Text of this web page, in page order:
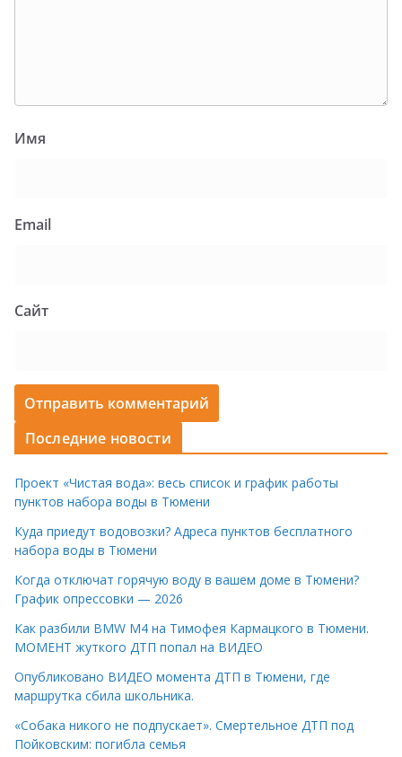
Имя
Email
Сайт
Последние новости
Проект «Чистая вода»: весь список и график работы
пунктов набора воды в Тюмени
Куда приедут водовозки? Адреса пунктов бесплатного
набора воды в Тюмени
Когда отключат горячую воду в вашем доме в Тюмени?
График опрессовки — 2026
Как разбили BMW M4 на Тимофея Кармацкого в Тюмени.
МОМЕНТ жуткого ДТП попал на ВИДЕО
Опубликовано ВИДЕО момента ДТП в Тюмени, где
маршрутка сбила школьника.
«Собака никого не подпускает». Смертельное ДТП под
Пойковским: погибла семья